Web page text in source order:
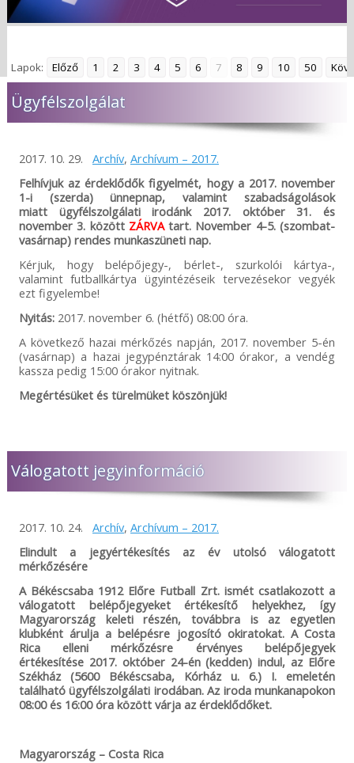
Lapok: Előző 1 2 3 4 5 6 7 8 9 10 50
Ügyfélszolgálat
2017. 10. 29. Archív, Archívum – 2017.
Felhívjuk az érdeklődők figyelmét, hogy a 2017. november
1-i (szerda) ünnepnap, valamint szabadságolások
miatt ügyfélszolgálati irodánk 2017. október 31. és
november 3. között ZÁRVAtart. November 4-5. (szombat-
vasárnap) rendes munkaszüneti nap.
Kérjuk, hogy belépőjegy-, bérlet-, szurkolói kártya-,
valamint futballkártya ügyintézéseik tervezésekor vegyék
ezt figyelembe!
Nyitás:2017. november 6. (hétfő) 08:00 óra.
A következő hazai mérkőzés napján, 2017. november 5-én
(vasárnap) a hazai jegypénztárak 14:00 órakor, a vendég
kassza pedig 15:00 órakor nyitnak.
Megértésüket és türelmüket köszönjük!
Válogatott jegyinformáció
2017. 10. 24. Archív, Archívum – 2017.
Elindult a jegyértékesítés az év utolsó válogatott
mérkőzésére
A Békéscsaba 1912 Előre Futball Zrt. ismét csatlakozott a
válogatott belépőjegyeket értékesítő helyekhez, így
Magyarország keleti részén, továbbra is az egyetlen
klubként árulja a belépésre jogosító okiratokat. A Costa
Rica elleni mérkőzésre érvényes belépőjegyek
értékesítése 2017. október 24-én (kedden) indul, az Előre
Székház (5600 Békéscsaba, Kórház u. 6.) I. emeletén
található ügyfélszolgálati irodában. Az iroda munkanapokon
08:00 és 16:00 óra között várja az érdeklődőket.
Magyarország – Costa Rica